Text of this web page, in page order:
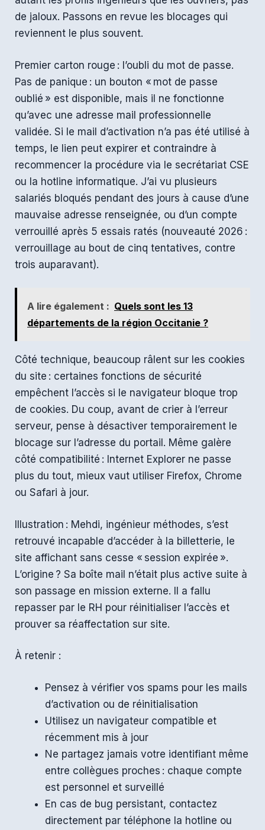
de jaloux. Passons en revue les blocages qui
reviennent le plus souvent.
Premier carton rouge : l’oubli du mot de passe.
Pas de panique : un bouton « mot de passe
oublié » est disponible, mais il ne fonctionne
qu’avec une adresse mail professionnelle
validée. Si le mail d’activation n’a pas été utilisé à
temps, le lien peut expirer et contraindre à
recommencer la procédure via le secrétariat CSE
ou la hotline informatique. J’ai vu plusieurs
salariés bloqués pendant des jours à cause d’une
mauvaise adresse renseignée, ou d’un compte
verrouillé après 5 essais ratés (nouveauté 2026 :
verrouillage au bout de cinq tentatives, contre
trois auparavant).
A lire également : Quels sont les 13
départements de la région Occitanie ?
Côté technique, beaucoup râlent sur les cookies
du site : certaines fonctions de sécurité
empêchent l’accès si le navigateur bloque trop
de cookies. Du coup, avant de crier à l’erreur
serveur, pense à désactiver temporairement le
blocage sur l’adresse du portail. Même galère
côté compatibilité : Internet Explorer ne passe
plus du tout, mieux vaut utiliser Firefox, Chrome
ou Safari à jour.
Illustration : Mehdi, ingénieur méthodes, s’est
retrouvé incapable d’accéder à la billetterie, le
site affichant sans cesse « session expirée ».
L’origine ? Sa boîte mail n’était plus active suite à
son passage en mission externe. Il a fallu
repasser par le RH pour réinitialiser l’accès et
prouver sa réaffectation sur site.
À retenir :
Pensez à vérifier vos spams pour les mails
d’activation ou de réinitialisation
Utilisez un navigateur compatible et
récemment mis à jour
Ne partagez jamais votre identifiant même
entre collègues proches : chaque compte
est personnel et surveillé
En cas de bug persistant, contactez
directement par téléphone la hotline ou